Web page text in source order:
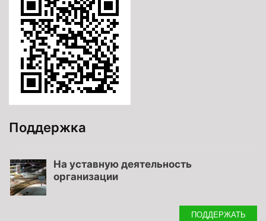
Поддержка
На уставную деятельность
организации
ПОДДЕРЖАТЬ